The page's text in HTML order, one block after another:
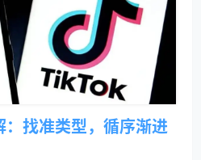
：找准类型，循序渐进